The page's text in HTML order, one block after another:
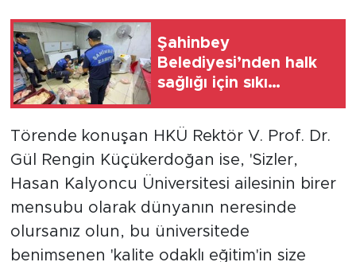
Şahinbey
Belediyesi’nden halk
sağlığı için sıkı
Törende konuşan HKÜ Rektör V. Prof. Dr.
Gül Rengin Küçükerdoğan ise, 'Sizler,
Hasan Kalyoncu Üniversitesi ailesinin birer
mensubu olarak dünyanın neresinde
olursanız olun, bu üniversitede
benimsenen 'kalite odaklı eğitim'in size